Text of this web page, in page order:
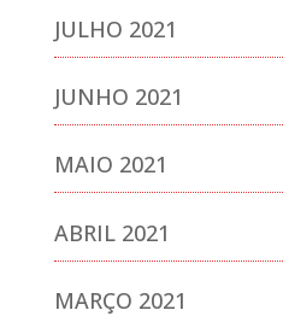
JULHO 2021
JUNHO 2021
MAIO 2021
ABRIL 2021
MARÇO 2021